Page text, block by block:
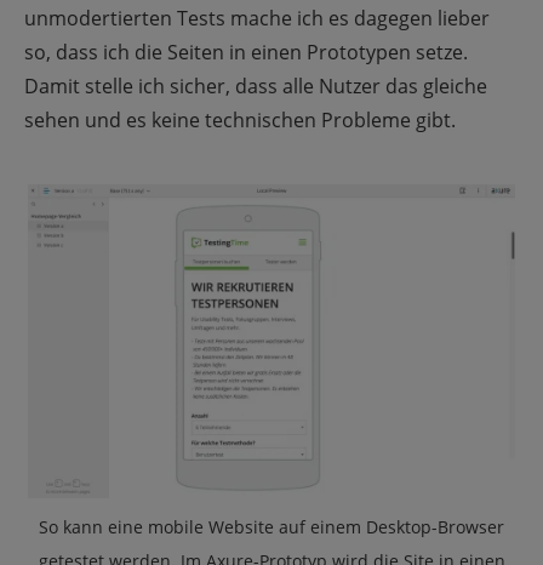
unmodertierten Tests mache ich es dagegen lieber
so, dass ich die Seiten in einen Prototypen setze.
Damit stelle ich sicher, dass alle Nutzer das gleiche
sehen und es keine technischen Probleme gibt.
So kann eine mobile Website auf einem Desktop-Browser